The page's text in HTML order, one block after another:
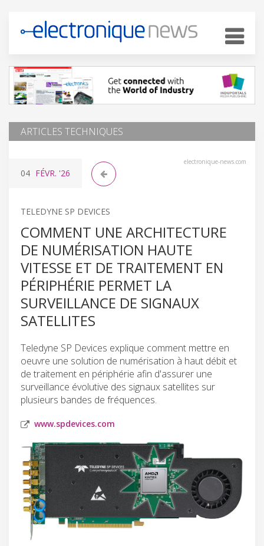
ARTICLES TECHNIQUES
electronique-news.com
04 FÉVR. '26
TELEDYNE SP DEVICES
COMMENT UNE ARCHITECTURE
DE NUMÉRISATION HAUTE
VITESSE ET DE TRAITEMENT EN
PÉRIPHÉRIE PERMET LA
SURVEILLANCE DE SIGNAUX
SATELLITES
Teledyne SP Devices explique comment mettre en
oeuvre une solution de numérisation à haut débit et
de traitement en périphérie afin d'assurer une
surveillance évolutive des signaux satellites sur
plusieurs bandes de fréquences.
www.spdevices.com